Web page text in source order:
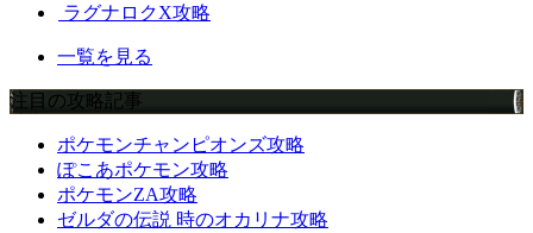
ラグナロクX攻略
一覧を見る
注目の攻略記事
ポケモンチャンピオンズ攻略
ぽこあポケモン攻略
ポケモンZA攻略
ゼルダの伝説 時のオカリナ攻略